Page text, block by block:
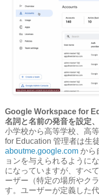
Google Workspace for
名詞と名前の発音を設定
小学校から高等学校、高
for Education 管理者は生
aboutme.google.com から
ョンを与えられるように
になっていますが、すべ
ーザー（特定の場所やク
す。ユーザーが定義した